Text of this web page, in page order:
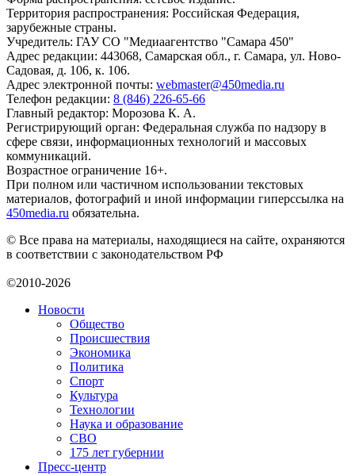
Территория распространения: Российская Федерация,
зарубежные страны.
Учредитель: ГАУ СО "Медиаагентство "Самара 450"
Адрес редакции: 443068, Самарская обл., г. Самара, ул. Ново-
Садовая, д. 106, к. 106.
Адрес электронной почты: webmaster@450media.ru
Телефон редакции: 8 (846) 226-65-66
Главный редактор: Морозова К. А.
Регистрирующий орган: Федеральная служба по надзору в
сфере связи, информационных технологий и массовых
коммуникаций.
Возрастное ограничение 16+.
При полном или частичном использовании текстовых
материалов, фотографий и иной информации гиперссылка на
450media.ru обязательна.
© Все права на материалы, находящиеся на сайте, охраняются
в соответствии с законодательством РФ
©2010-2026
Новости
Общество
Происшествия
Экономика
Политика
Спорт
Культура
Технологии
Наука и образование
СВО
175 лет губернии
Пресс-центр